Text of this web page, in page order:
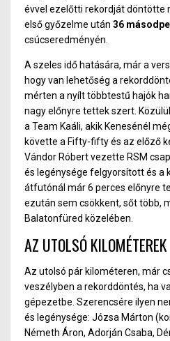
évvel ezelőtti rekordját döntötte
első győzelme után 36
csúcseredményén.
A szeles idő hatására, már a
hogy van lehetőség a
mérten a nyílt többtestű hajók
nagy előnyre tettek szert.
a Team Kaáli, akik Kenesénél
követte a Fifty-fifty és az előző
Vándor Róbert vezette RSM
és legénysége felgyorsított és a
átfutónál már 6 perces előnyre
ezután sem csökkent, sőt több,
Balatonfüred közelében.
AZ UTOLSÓ KILOMÉTEREK
Az utolsó pár kilométeren, már
veszélyben a rekorddöntés, ha
gépezetbe. Szerencsére ilyen
és legénysége: Józsa Márton
Németh Áron, Adorján Csaba,